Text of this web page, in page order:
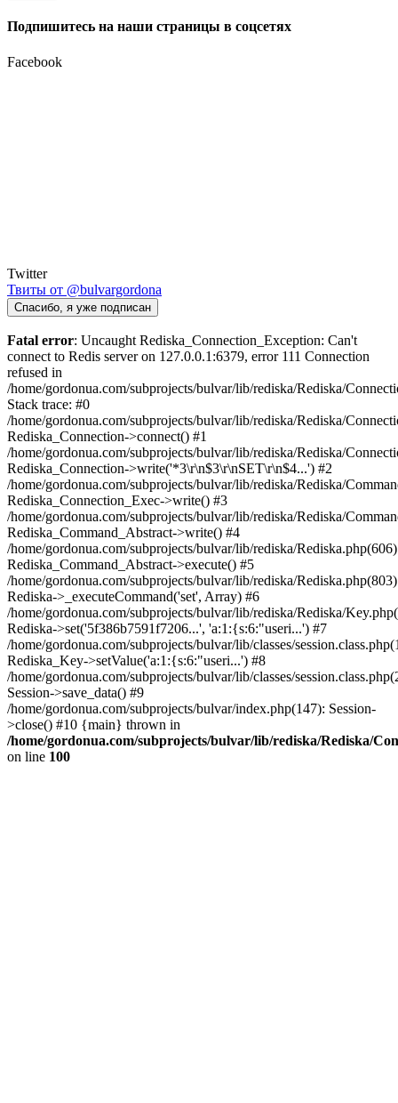
Подпишитесь на наши страницы в соцсетях
Facebook
Twitter
Твиты от @bulvargordona
Спасибо, я уже подписан
Fatal error: Uncaught Rediska_Connection_Exception: Can't
connect to Redis server on 127.0.0.1:6379, error 111 Connection
refused in
/home/gordonua.com/subprojects/bulvar/lib/rediska/Rediska/
Stack trace: #0
/home/gordonua.com/subprojects/bulvar/lib/rediska/Rediska/
Rediska_Connection->connect() #1
/home/gordonua.com/subprojects/bulvar/lib/rediska/Rediska/
Rediska_Connection->write('*3\r\n$3\r\nSET\r\n$4...') #2
/home/gordonua.com/subprojects/bulvar/lib/rediska/Rediska/
Rediska_Connection_Exec->write() #3
/home/gordonua.com/subprojects/bulvar/lib/rediska/Rediska/
Rediska_Command_Abstract->write() #4
/home/gordonua.com/subprojects/bulvar/lib/rediska/
Rediska_Command_Abstract->execute() #5
/home/gordonua.com/subprojects/bulvar/lib/rediska/
Rediska->_executeCommand('set', Array) #6
/home/gordonua.com/subprojects/bulvar/lib/rediska/Rediska/
Rediska->set('5f386b7591f7206...', 'a:1:{s:6:"useri...') #7
/home/gordonua.com/subprojects/bulvar/lib/classes/
Rediska_Key->setValue('a:1:{s:6:"useri...') #8
/home/gordonua.com/subprojects/bulvar/lib/classes/
Session->save_data() #9
/home/gordonua.com/subprojects/bulvar/index.php(147): Session-
>close() #10 {main} thrown in
/home/gordonua.com/subprojects/bulvar/lib/rediska/Rediska/
on line 100